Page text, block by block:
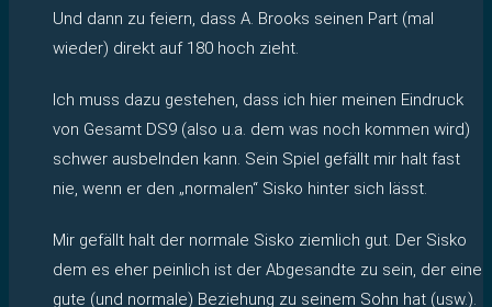
Und dann zu feiern, dass A. Brooks seinen Part (mal
wieder) direkt auf 180 hoch zieht.
Ich muss dazu gestehen, dass ich hier meinen Eindruck
von Gesamt DS9 (also u.a. dem was noch kommen wird)
schwer ausbelnden kann. Sein Spiel gefällt mir halt fast
nie, wenn er den „normalen“ Sisko hinter sich lässt.
Mir gefällt halt der normale Sisko ziemlich gut. Der Sisko
dem es eher peinlich ist der Abgesandte zu sein, der eine
gute (und normale) Beziehung zu seinem Sohn hat (usw.).